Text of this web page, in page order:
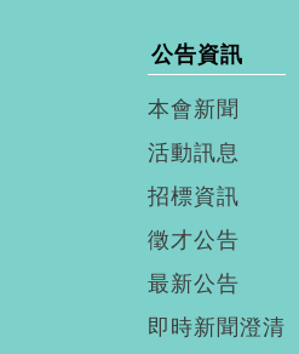
公告資訊
本會新聞
活動訊息
招標資訊
徵才公告
最新公告
即時新聞澄清